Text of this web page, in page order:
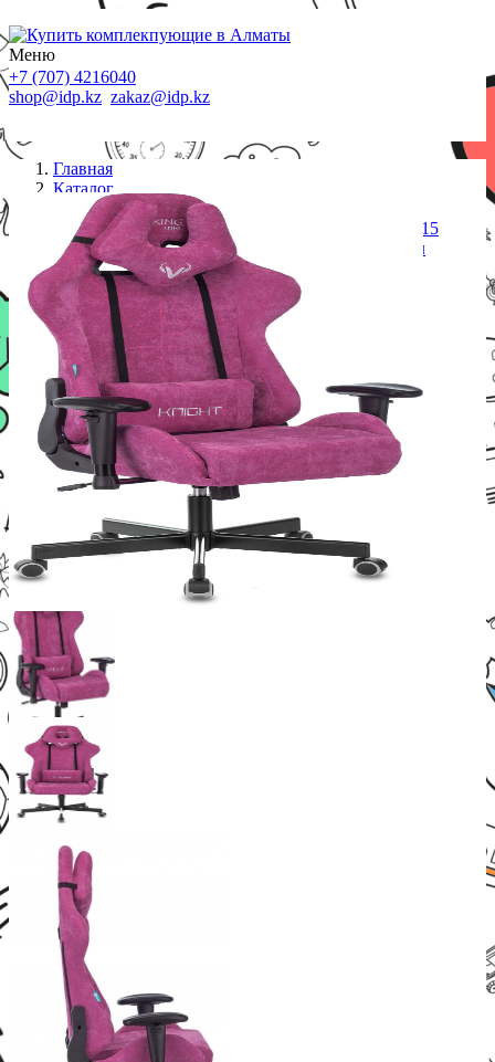
Меню
+7 (707) 4216040
shop@idp.kz zakaz@idp.kz
Главная
Каталог
Кресла
Кресло игровое Zombie VIKING KNIGHT Light-15
малиновый ткань с подголов. крестовина металл